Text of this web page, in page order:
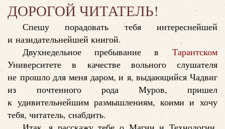
ДОРОГОЙ ЧИТАТЕЛЬ!
Спешу порадовать тебя интереснейшей
и назидательнейшей книгой.
Двухнедельное пребывание в Тарантском
Университете в качестве вольного слушателя
не прошло для меня даром, и я, выдающийся Чадвиг
из почтенного рода Муров, пришел
к удивительнейшим размышлениям, коими и хочу
тебя, читатель, снабдить.